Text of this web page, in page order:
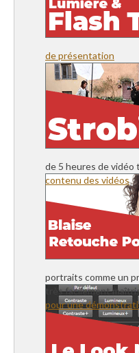
de présentation
de 5 heures de vidéo
contenu des vidéos
portraits comme un
très facilement
pour une